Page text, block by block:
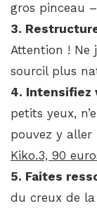
gros pinceau –
3.
Attention ! Ne
sourcil plus
4. Intensifiez
petits yeux,
pouvez y aller
Kiko.3, 90
5. Faites
du creux de la